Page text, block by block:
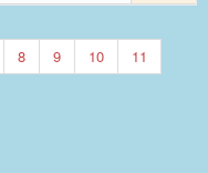
8 9 10
11